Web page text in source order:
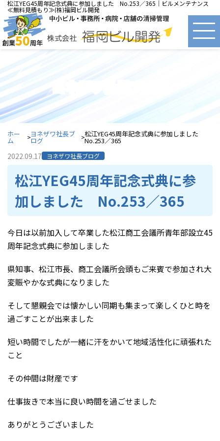
松江YEG45周年記念式典に参加しました No.253／365｜ビルメンテナンス
≪無料見積もり≫(株)福岡ビル開発
ヨネザワ社長ブログ
ホー
ム
ヨネザワ社長ブ
ログ
松江YEG45周年記念式典に参加しました
No.253／365
2022.09.17 ヨネザワ社長ブログ
松江YEG45周年記念式典に参
加しました No.253／365
今日は以前加入して卒業した松江商工会議所青年部設立45
周年記念式典に参加しました
県知事、松江市長、商工会議所会頭もご来賓で参加され大
変賑やかな式典になりました
そして懇親会では懐かしい同期も集まって楽しくひと時を
過ごすことが出来ました
短い時間でしたが一緒に汗をかいて地域活性化に頑張れた
こと
その仲間は財産です
仕事抜きで本当に良い時間を過ごせました
ありがとうございました